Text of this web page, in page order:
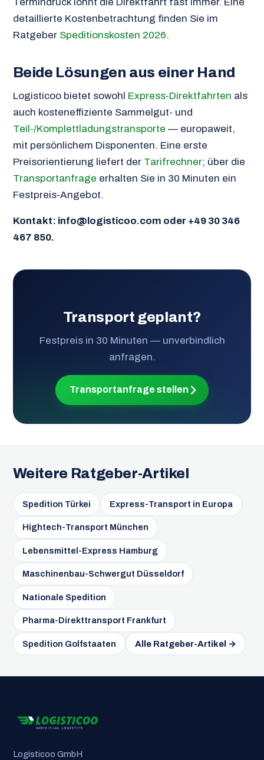
detaillierte Kostenbetrachtung finden Sie im
Ratgeber Speditionskosten 2026.
Beide Lösungen aus einer Hand
Logisticoo bietet sowohl Express-Direktfahrten als
auch kosteneffiziente Sammelgut- und
Teil-/Komplettladungstransporte — europaweit,
mit persönlichem Disponenten. Eine erste
Preisorientierung liefert der Tarifrechner; über die
Transportanfrage erhalten Sie in 30 Minuten ein
Festpreis-Angebot.
Kontakt: info@logisticoo.com oder +49 30 346
467 850.
Transport geplant?
Festpreis in 30 Minuten — unverbindlich
anfragen.
Transportanfrage stellen
Weitere Ratgeber-Artikel
Spedition Türkei Express-Transport in Europa
Hightech-Transport München
Lebensmittel-Express Hamburg
Maschinenbau-Schwergut Düsseldorf
Nationale Spedition
Pharma-Direkttransport Frankfurt
Spedition Golfstaaten Alle Ratgeber-Artikel →
Logisticoo GmbH